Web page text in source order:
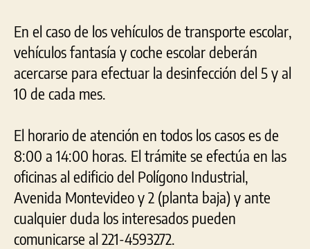
En el caso de los vehículos de transporte escolar,
vehículos fantasía y coche escolar deberán
acercarse para efectuar la desinfección del 5 y al
10 de cada mes.
El horario de atención en todos los casos es de
8:00 a 14:00 horas. El trámite se efectúa en las
oficinas al edificio del Polígono Industrial,
Avenida Montevideo y 2 (planta baja) y ante
cualquier duda los interesados pueden
comunicarse al 221-4593272.